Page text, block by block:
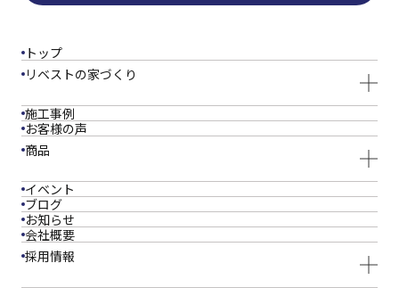
トップ
リベストの家づくり
施工事例
お客様の声
商品
イベント
ブログ
お知らせ
会社概要
採用情報